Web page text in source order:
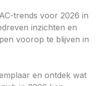
trends voor 2026 in
inzichten en
voorop te blijven in
en ontdek wat